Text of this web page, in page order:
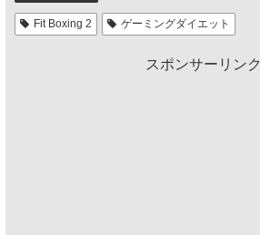
Fit Boxing 2 ゲーミングダイエット
スポンサーリンク